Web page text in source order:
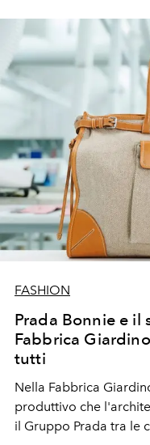
FASHION
Prada Bonnie e il
Fabbrica
tutti
Nella Fabbrica
produttivo che
il Gruppo Prada tra le